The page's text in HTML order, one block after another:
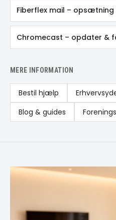
Fiberflex mail – opsætning
Chromecast – opdater &
MERE INFORMATION
Bestil hjælp
Blog & guides